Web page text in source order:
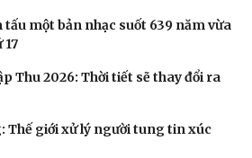
tấu một bản nhạc suốt 639 năm vừa
Thu 2026: Thời tiết sẽ thay đổi ra
Thế giới xử lý người tung tin xúc